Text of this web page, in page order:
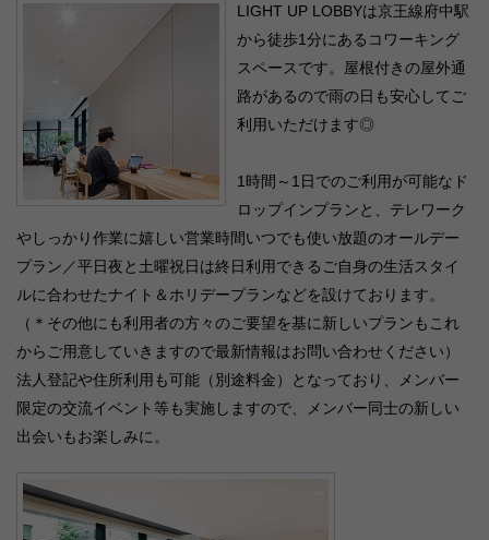
LIGHT UP LOBBYは京王線府中駅
から徒歩1分にあるコワーキング
スペースです。屋根付きの屋外通
路があるので雨の日も安心してご
利用いただけます◎
1時間～1日でのご利用が可能なド
ロップインプランと、テレワーク
やしっかり作業に嬉しい営業時間いつでも使い放題のオールデー
プラン／平日夜と土曜祝日は終日利用できるご自身の生活スタイ
ルに合わせたナイト＆ホリデープランなどを設けております。
（＊その他にも利用者の方々のご要望を基に新しいプランもこれ
からご用意していきますので最新情報はお問い合わせください）
法人登記や住所利用も可能（別途料金）となっており、メンバー
限定の交流イベント等も実施しますので、メンバー同士の新しい
出会いもお楽しみに。